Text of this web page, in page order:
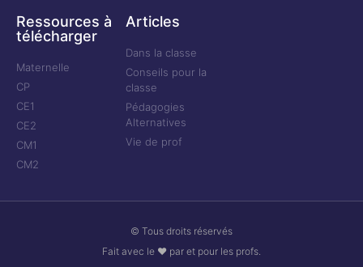
Ressources à
télécharger
Maternelle
CP
CE1
CE2
CM1
CM2
Articles
Dans la classe
Conseils pour la
classe
Pédagogies
Alternatives
Vie de prof
© Tous droits réservés
Fait avec le ❤ par et pour les profs.